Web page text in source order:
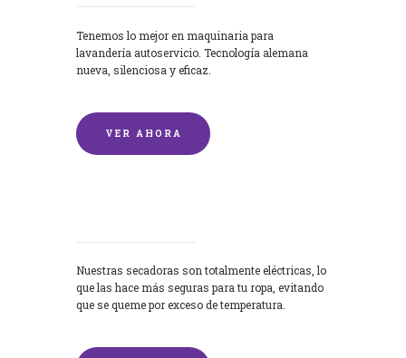
Tenemos lo mejor en maquinaria para
lavandería autoservicio. Tecnología alemana
nueva, silenciosa y eficaz.
VER AHORA
Nuestras secadoras son totalmente eléctricas, lo
que las hace más seguras para tu ropa, evitando
que se queme por exceso de temperatura.